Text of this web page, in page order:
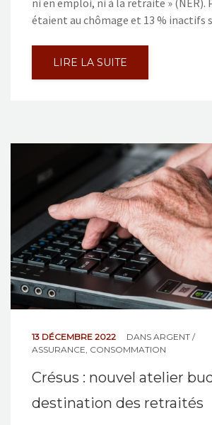
étaient au chômage et 13 % inactifs
LIRE LA SUITE
13 DÉCEMBRE 2022 DANS ARGENT /
ASSURANCE, CONSOMMATION
Crésus : nouvel atelier
destination des retraités